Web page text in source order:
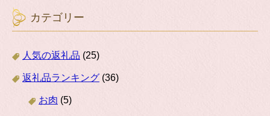
カテゴリー
人気の返礼品 (25)
返礼品ランキング (36)
お肉 (5)